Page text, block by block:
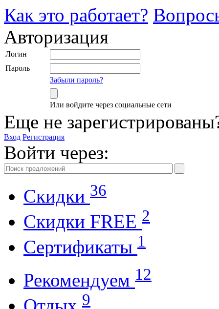
Как это работает?
Авторизация
Логин
Пароль
Забыли пароль?
Или войдите через социальные сети
Еще не
Вход Регистрация
Войти через:
Скидки 36
Cкидки FREE 2
Cертификаты 1
Рекомендуем 12
9